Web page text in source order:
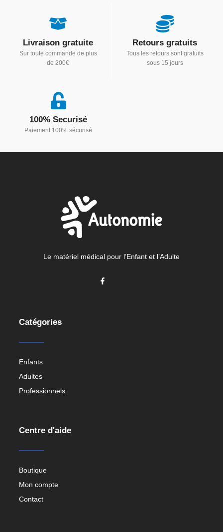
Livraison gratuite
Sur toute commande de plus
de 200€
Retours gratuits
Tous les retours sont gratuits
sous 15 jours
100% Securisé
Paiement 100% sécurisé
Le matériel médical pour l’Enfant et l’Adulte
Catégories
Enfants
Adultes
Professionnels
Centre d'aide
Boutique
Mon compte
Contact